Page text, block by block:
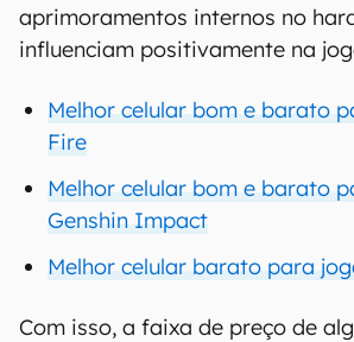
aprimoramentos internos no
influenciam positivamente na
Melhor celular bom e barato
Fire
Melhor celular bom e barato
Genshin Impact
Melhor celular barato para
Com isso, a faixa de preço de